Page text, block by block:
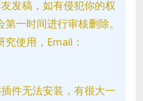
发稿，如有侵犯你的权
一时间进行审核删除。
使用，Email：
件无法安装，有很大一